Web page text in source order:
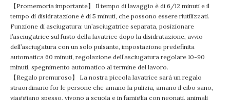
【Promemoria importante】 Il tempo di lavaggio è di 6/12 minuti e il
tempo di disidratazione è di 5 minuti, che possono essere riutilizzati.
Funzione di asciugatura: un’asciugatrice separata, posizionare
l’asciugatrice sul fusto della lavatrice dopo la disidratazione, avvio
dell’asciugatura con un solo pulsante, impostazione predefinita
automatica 60 minuti, regolazione dell’asciugatura regolare 10-90
minuti, spegnimento automatico al termine del lavoro.
【Regalo premuroso】 La nostra piccola lavatrice sarà un regalo
straordinario for le persone che amano la pulizia, amano il cibo sano,
viaggiano spesso, vivono a scuola e in famiglia con neonati, animali